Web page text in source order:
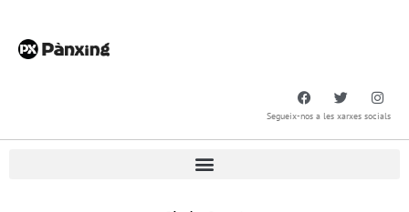
Segueix-nos a les xarxes socials